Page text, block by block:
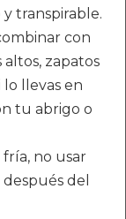
transpirable.
con
zapatos
lo llevas en
tu abrigo o
fría, no usar
después del